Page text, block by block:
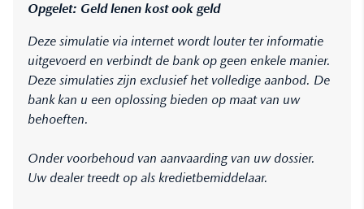
Opgelet: Geld lenen kost ook geld
Deze simulatie via internet wordt louter ter informatie
uitgevoerd en verbindt de bank op geen enkele manier.
Deze simulaties zijn exclusief het volledige aanbod. De
bank kan u een oplossing bieden op maat van uw
behoeften.
Onder voorbehoud van aanvaarding van uw dossier.
Uw dealer treedt op als kredietbemiddelaar.